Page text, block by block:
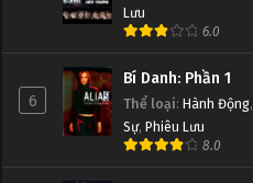
Lưu
6.0
6
Bí Danh: Phần 1
Thể loại: Hành Động,
Sự, Phiêu Lưu
8.0